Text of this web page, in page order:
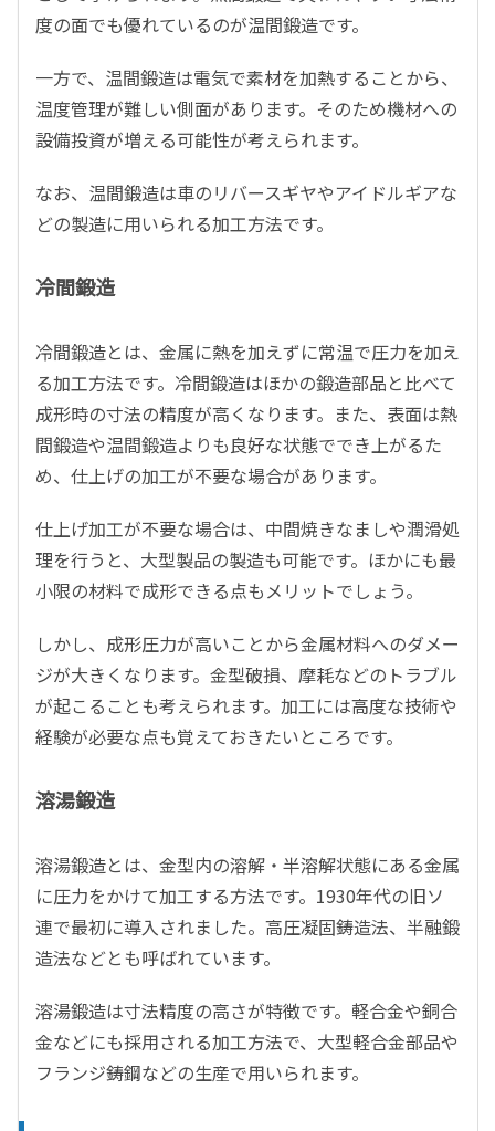
度の面でも優れているのが温間鍛造です。
一方で、温間鍛造は電気で素材を加熱することから、
温度管理が難しい側面があります。そのため機材への
設備投資が増える可能性が考えられます。
なお、温間鍛造は車のリバースギヤやアイドルギアな
どの製造に用いられる加工方法です。
冷間鍛造
冷間鍛造とは、金属に熱を加えずに常温で圧力を加え
る加工方法です。冷間鍛造はほかの鍛造部品と比べて
成形時の寸法の精度が高くなります。また、表面は熱
間鍛造や温間鍛造よりも良好な状態ででき上がるた
め、仕上げの加工が不要な場合があります。
仕上げ加工が不要な場合は、中間焼きなましや潤滑処
理を行うと、大型製品の製造も可能です。ほかにも最
小限の材料で成形できる点もメリットでしょう。
しかし、成形圧力が高いことから金属材料へのダメー
ジが大きくなります。金型破損、摩耗などのトラブル
が起こることも考えられます。加工には高度な技術や
経験が必要な点も覚えておきたいところです。
溶湯鍛造
溶湯鍛造とは、金型内の溶解・半溶解状態にある金属
に圧力をかけて加工する方法です。1930年代の旧ソ
連で最初に導入されました。高圧凝固鋳造法、半融鍛
造法などとも呼ばれています。
溶湯鍛造は寸法精度の高さが特徴です。軽合金や銅合
金などにも採用される加工方法で、大型軽合金部品や
フランジ鋳鋼などの生産で用いられます。